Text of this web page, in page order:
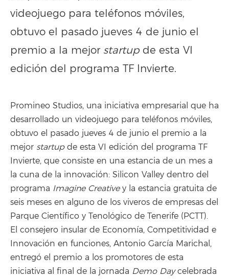
videojuego para teléfonos móviles,
obtuvo el pasado jueves 4 de junio el
premio a la mejor startupde esta VI
edición del programa TF Invierte.
Promineo Studios, una iniciativa empresarial que ha
desarrollado un videojuego para teléfonos móviles,
obtuvo el pasado jueves 4 de junio el premio a la
mejor startupde esta VI edición del programa TF
Invierte, que consiste en una estancia de un mes a
la cuna de la innovación: Silicon Valley dentro del
programa Imagine Creativey la estancia gratuita de
seis meses en alguno de los viveros de empresas del
Parque Científico y Tenológico de Tenerife (PCTT).
El consejero insular de Economía, Competitividad e
Innovación en funciones, Antonio García Marichal,
entregó el premio a los promotores de esta
iniciativa al final de la jornada Demo Daycelebrada